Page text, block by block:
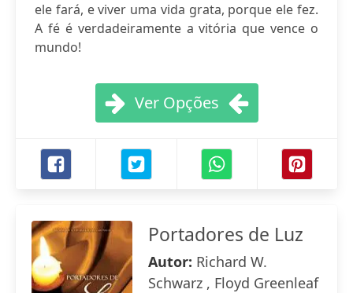
ele fará, e viver uma vida grata, porque ele fez.
A fé é verdadeiramente a vitória que vence o
mundo!
Ver Opções
Portadores de Luz
Autor: Richard W.
Schwarz , Floyd Greenleaf